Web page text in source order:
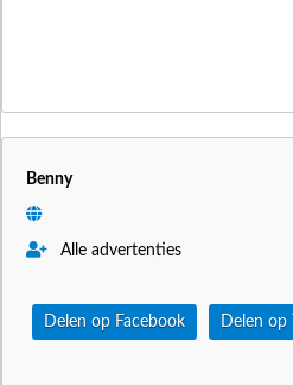
Benny
Alle advertenties
Delen op Facebook Delen op